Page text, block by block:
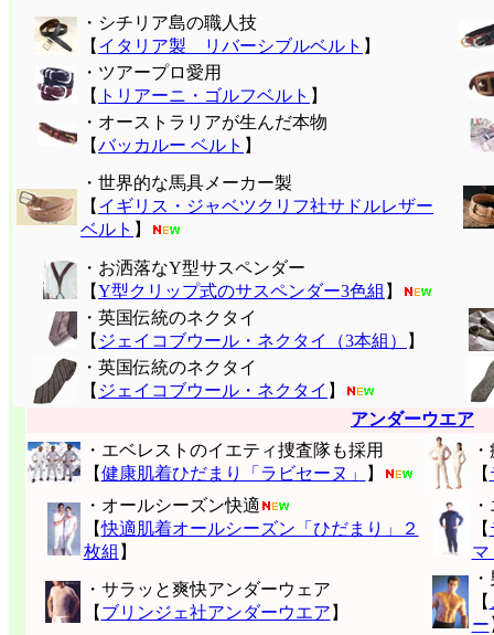
・シチリア島の職人技
【 イタリア製 リバーシブルベルト 】
・ツアープロ愛用
【 トリアーニ・ゴルフベルト 】
・オーストラリアが生んだ本物
【バッカルー ベルト 】
・世界的な馬具メーカー製
【 イギリス・ジャベツクリフ社サドルレザー
ベルト 】
・お洒落なY型サスペンダー
【Y型クリップ式のサスペンダー3色組 】
・英国伝統のネクタイ
【 ジェイコブウール・ネクタイ（3本組）
】
・英国伝統のネクタイ
【 ジェイコブウール・ネクタイ 】
アンダーウエア
・エベレストのイエティ捜査隊も採用
【健康肌着ひだまり「ラビセーヌ」 】
【
・オールシーズン快適
【快適肌着オールシーズン「ひだまり」２
枚組 】
【
マ
・サラッと爽快アンダーウェア
【 ブリンジェ社アンダーウエア 】
【
ー